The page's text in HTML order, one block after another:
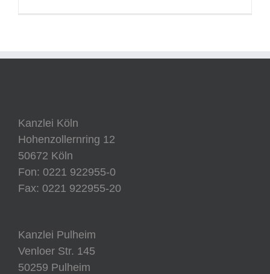
Kanzlei Köln
Hohenzollernring 12
50672 Köln
Fon: 0221 922955-0
Fax: 0221 922955-20
Kanzlei Pulheim
Venloer Str. 145
50259 Pulheim